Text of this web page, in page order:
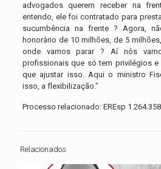
advogados querem receber na
entendo, ele foi contratado para
sucumbência na frente ? Agora,
honorário de 10 milhões, de 5
onde vamos parar ? Aí nós
profissionais que só tem privilégios e
que ajustar isso. Aqui o ministro
isso, a flexibilização.”
Processo relacionado: EREsp 1.264.358
Relacionados